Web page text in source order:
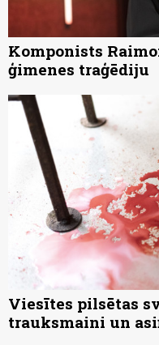
Komponists
ģimenes traģēdiju
Viesītes pilsētas
trauksmaini un